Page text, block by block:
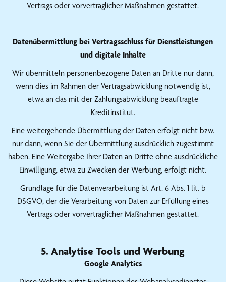
Vertrags oder vorvertraglicher Maßnahmen gestattet.
Datenübermittlung bei Vertragsschluss für Dienstleistungen
und digitale Inhalte
Wir übermitteln personenbezogene Daten an Dritte nur dann,
wenn dies im Rahmen der Vertragsabwicklung notwendig ist,
etwa an das mit der Zahlungsabwicklung beauftragte
Kreditinstitut.
Eine weitergehende Übermittlung der Daten erfolgt nicht bzw.
nur dann, wenn Sie der Übermittlung ausdrücklich zugestimmt
haben. Eine Weitergabe Ihrer Daten an Dritte ohne ausdrückliche
Einwilligung, etwa zu Zwecken der Werbung, erfolgt nicht.
Grundlage für die Datenverarbeitung ist Art. 6 Abs. 1 lit. b
DSGVO, der die Verarbeitung von Daten zur Erfüllung eines
Vertrags oder vorvertraglicher Maßnahmen gestattet.
5. Analytise Tools und Werbung
Google Analytics